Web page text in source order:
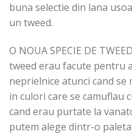
buna selectie din lana
un tweed.
O NOUA SPECIE DE
tweed erau facute pentru
neprielnice atunci cand se
in culori care se camuflau
cand erau purtate la
putem alege dintr-o